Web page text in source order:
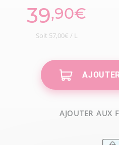
39,90€
Soit 57,00€ / L
AJOUTER AUX